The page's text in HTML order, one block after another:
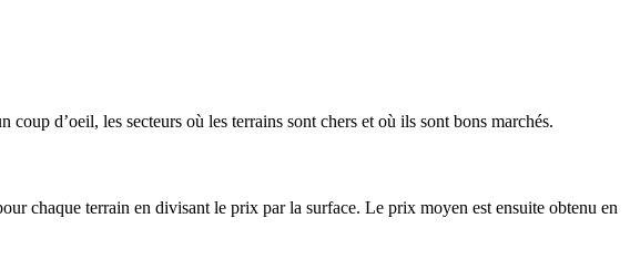
d’oeil, les secteurs où les terrains sont chers et où ils sont bons marchés.
chaque terrain en divisant le prix par la surface. Le prix moyen est ensuite obtenu en